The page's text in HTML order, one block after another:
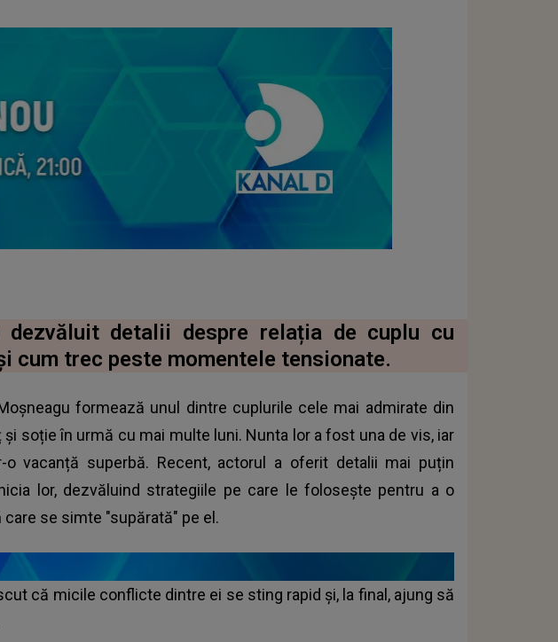
dezvăluit detalii despre relația de cuplu cu
cum trec peste momentele tensionate.
formează unul dintre cuplurile cele mai admirate din
soție în urmă cu mai multe luni. Nunta lor a fost una de vis, iar
vacanță superbă. Recent, actorul a oferit detalii mai puțin
lor, dezvăluind strategiile pe care le folosește pentru a o
se simte "supărată" pe el.
că micile conflicte dintre ei se sting rapid și, la final, ajung să